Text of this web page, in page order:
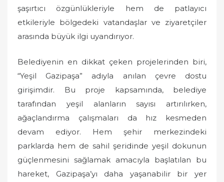
şaşırtıcı özgünlükleriyle hem de patlayıcı
etkileriyle bölgedeki vatandaşlar ve ziyaretçiler
arasında büyük ilgi uyandırıyor.
Belediyenin en dikkat çeken projelerinden biri,
“Yeşil Gazipaşa” adıyla anılan çevre dostu
girişimdir. Bu proje kapsamında, belediye
tarafından yeşil alanların sayısı artırılırken,
ağaçlandırma çalışmaları da hız kesmeden
devam ediyor. Hem şehir merkezindeki
parklarda hem de sahil şeridinde yeşil dokunun
güçlenmesini sağlamak amacıyla başlatılan bu
hareket, Gazipaşa’yı daha yaşanabilir bir yer